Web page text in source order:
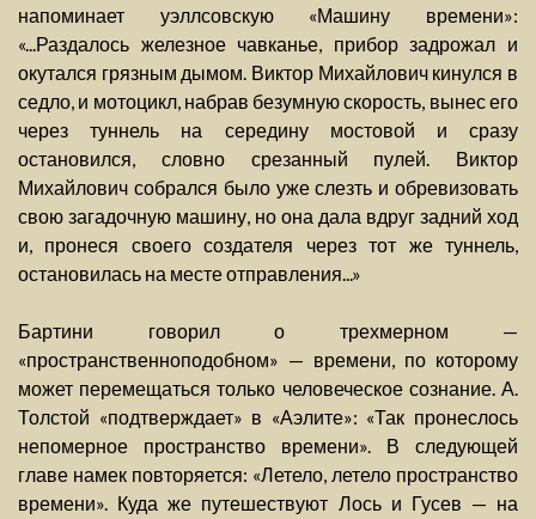
напоминает уэллсовскую «Машину времени»:
«...Раздалось железное чавканье, прибор задрожал и
окутался грязным дымом. Виктор Михайлович кинулся в
седло, и мотоцикл, набрав безумную скорость, вынес его
через туннель на середину мостовой и сразу
остановился, словно срезанный пулей. Виктор
Михайлович собрался было уже слезть и обревизовать
свою загадочную машину, но она дала вдруг задний ход
и, пронеся своего создателя через тот же туннель,
остановилась на месте отправления...»
Бартини говорил о трехмерном —
«пространственноподобном» — времени, по которому
может перемещаться только человеческое сознание. А.
Толстой «подтверждает» в «Аэлите»: «Так пронеслось
непомерное пространство времени». В следующей
главе намек повторяется: «Летело, летело пространство
времени». Куда же путешествуют Лось и Гусев — на